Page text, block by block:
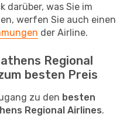
darüber, was Sie im
werfen Sie auch einen
der Airline.
Regional
besten Preis
zu den besten
Regional Airlines.